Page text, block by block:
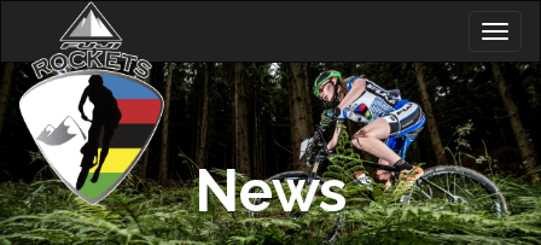
content
News